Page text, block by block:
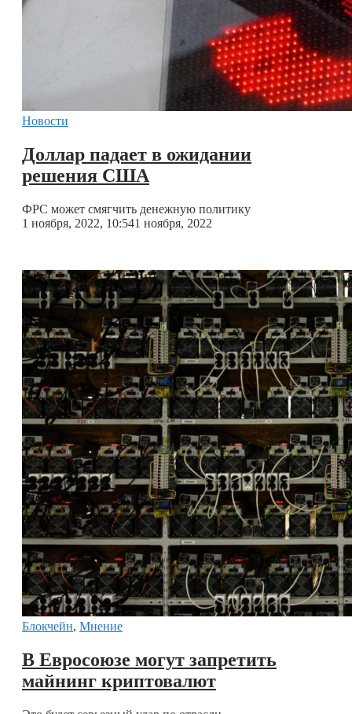
Новости
Доллар падает в ожидании
решения США
ФРС может смягчить денежную политику
1 ноября, 2022, 10:541 ноября, 2022
Блокчейн, Мнение
В Евросоюзе могут запретить
майнинг криптовалют